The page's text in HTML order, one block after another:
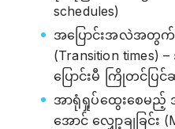
schedules)
အပြောင်းအလဲအတွက်
(Transition
ပြောင်းမီ ကြိုတင်ပြင်
အာရုံရှုပ်ထွေးစေမည့်
အောင် လျှော့ချခြင်း